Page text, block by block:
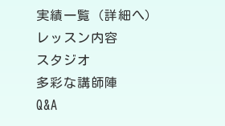
実績一覧（詳細へ）
レッスン内容
スタジオ
多彩な講師陣
Q&A